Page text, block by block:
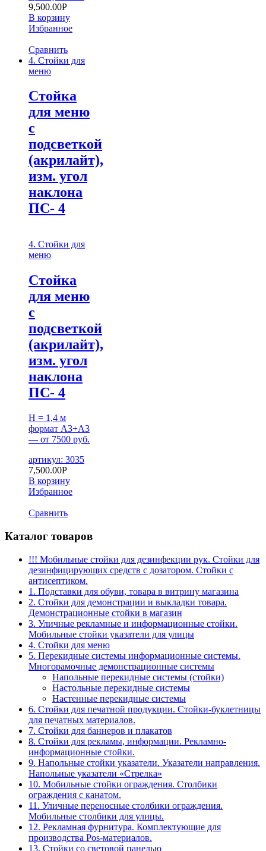
9,500.00Р
В корзину
Избранное
Сравнить
4. Стойки для
меню
Стойка
для меню
с
подсветкой
(акрилайт),
изм. угол
наклона
ПС- 4
4. Стойки для
меню
Стойка
для меню
с
подсветкой
(акрилайт),
изм. угол
наклона
ПС- 4
H = 1,4 м
формат А3+А3
— от 7500 руб.
артикул: 3035
7,500.00Р
В корзину
Избранное
Сравнить
Каталог товаров
!!! Мобильные стойки для дезинфекции рук. Стойки для
дезинфицирующих средств с дозатором. Стойки с
антисептиком.
1. Подставки для обуви, товара в витрину магазина
2. Стойки для демонстрации и выкладки товара.
Демонстрационные стойки в магазин
3. Уличные рекламные и информационные стойки.
Мобильные стойки указатели для улицы
4. Стойки для меню
5. Перекидные системы информационные системы.
Многорамочные демонстрационные системы
Напольные перекидные системы (стойки)
Настольные перекидные системы
Настенные перекидные системы
6. Стойки для печатной продукции. Стойки-буклетницы
для печатных материалов.
7. Стойки для баннеров и плакатов
8. Стойки для рекламы, информации. Рекламно-
информационные стойки.
9. Напольные стойки указатели. Указатели направления.
Напольные указатели «Стрелка»
10. Мобильные стойки ограждения. Столбики
ограждения с канатом.
11. Уличные переносные столбики ограждения.
Мобильные столбики для улицы.
12. Рекламная фурнитура. Комплектующие для
производства Pos-материалов.
13. Стойки со световой панелью